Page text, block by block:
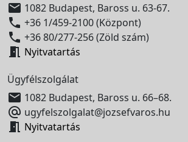
 1082 Budapest, Baross u. 63-67.
 +36 1/459-2100 (Központ)
 +36 80/277-256 (Zöld szám)
 Nyitvatartás
Ügyfélszolgálat
 1082 Budapest, Baross u. 66–68.
 ugyfelszolgalat@jozsefvaros.hu
 Nyitvatartás